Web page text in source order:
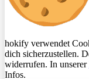
hokify verwendet
dich sicherzustellen.
widerrufen. In unserer
Infos.